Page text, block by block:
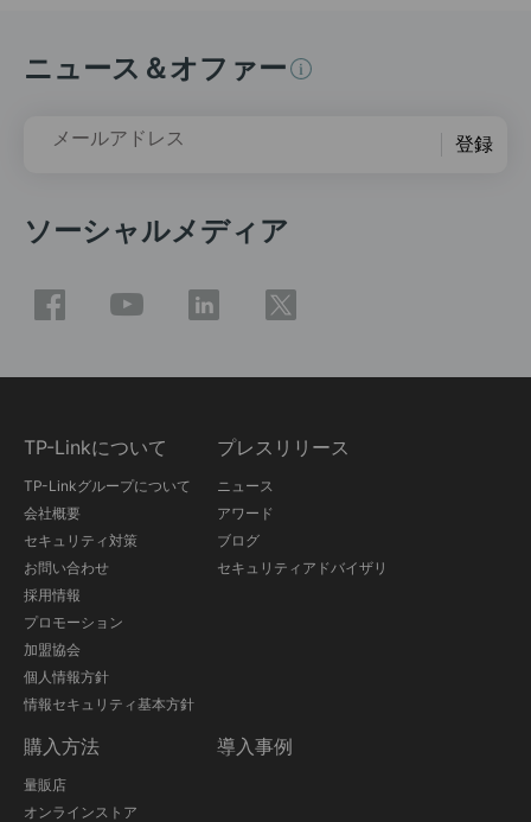
ニュース＆オファー
メールアドレス 登録
ソーシャルメディア
TP-Linkについて
TP-Linkグループについて
会社概要
セキュリティ対策
お問い合わせ
採用情報
プロモーション
加盟協会
個人情報方針
情報セキュリティ基本方針
プレスリリース
ニュース
アワード
ブログ
セキュリティアドバイザリ
購入方法
量販店
オンラインストア
導入事例